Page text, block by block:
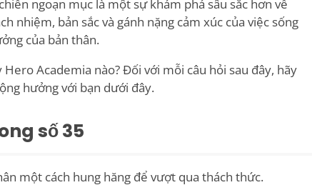
ngoạn mục là một sự khám phá sâu sắc hơn về
nhiệm, bản sắc và gánh nặng cảm xúc của việc sống
của bản thân.
Hero Academia nào? Đối với mỗi câu hỏi sau đây, hãy
hưởng với bạn dưới đây.
số 35
một cách hung hăng để vượt qua thách thức.